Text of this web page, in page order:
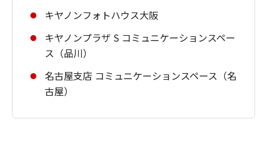
キヤノンフォトハウス大阪
キヤノンプラザ S コミュニケーションスペー
ス（品川）
名古屋支店 コミュニケーションスペース（名
古屋）